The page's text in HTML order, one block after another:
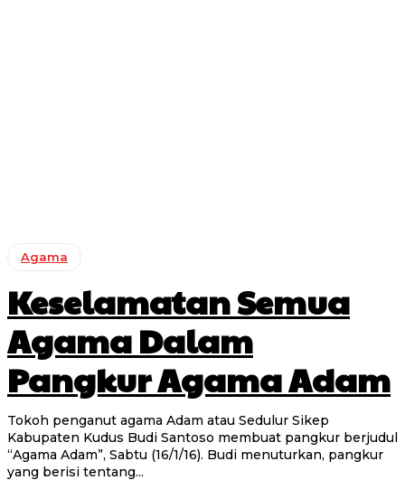
Agama
Keselamatan Semua
Agama Dalam
Pangkur Agama Adam
Tokoh penganut agama Adam atau Sedulur Sikep
Kabupaten Kudus Budi Santoso membuat pangkur berjudul
“Agama Adam”, Sabtu (16/1/16). Budi menuturkan, pangkur
yang berisi tentang...